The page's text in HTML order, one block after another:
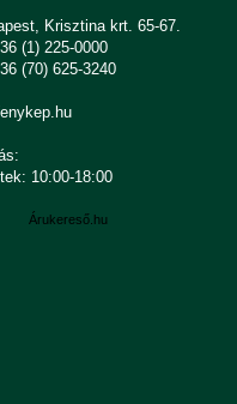
Krisztina krt. 65-67.
(1) 225-0000
(70) 625-3240
10:00-18:00
Árukereső.hu